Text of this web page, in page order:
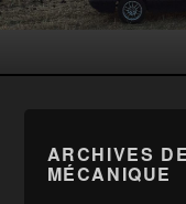
ARCHIVES
MÉCANIQUE